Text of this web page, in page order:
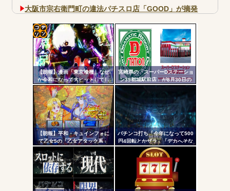
大阪市宗右衛門町の違法パチスロ店「GOOD」が摘発
パチンコで人気のないキャラを青色担当にするのやめろや
ワイ、パチンコ屋店員の目の前で会員カードを握り潰し
「今までありがとう」と...
無職のパチンコカス(22)なんやが、ワイの人生どれくらい
ヤバいか教えて？...
AngelBeats!とかいうクソアニメの思い出ｗｗｗ
Powered by livedoor 相互RSS
【朗報】漫画「東京喰種」なぜ
か令和になって大ヒットしてし
まうｗｗｗ
宮崎県の「スーパーDステーショ
ン39都城駅前店」が8月30日の
営業をもって閉店へ
【朗報】平和・キュインフォに
て乙女5の「乙女アタック系」
「繚乱の刻系」の連続演出信頼
度が公開される！みんなの体感
と比べてどうよ？
パチンコ打ち「今年になって500
円4回転とかザラ」「デカへそな
のに10回転とかザラ」←これほ
んまかよ？
コテ
リン
- 固
定リ
ンク
自動
更新
ツー
ル